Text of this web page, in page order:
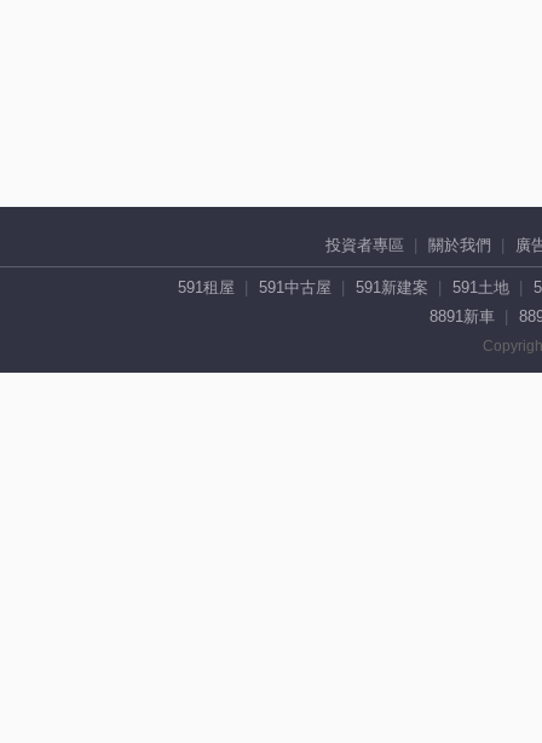
投資者專區 關於我們 廣
591租屋 591中古屋 591新建案 591土地
8891新車